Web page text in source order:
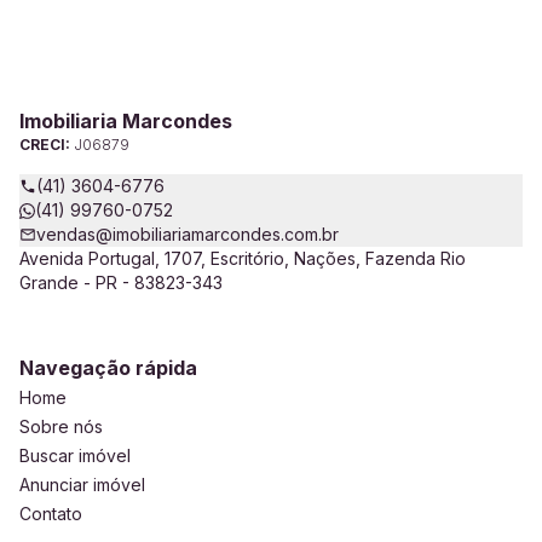
Imobiliaria Marcondes
CRECI: J06879
(41) 3604-6776
(41) 99760-0752
vendas@imobiliariamarcondes.com.br
Avenida Portugal, 1707, Escritório, Nações, Fazenda Rio
Grande - PR - 83823-343
Navegação rápida
Home
Sobre nós
Buscar imóvel
Anunciar imóvel
Contato